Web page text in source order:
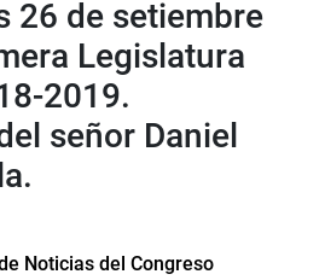
26 de setiembre
Legislatura
2019.
señor Daniel
Noticias del Congreso